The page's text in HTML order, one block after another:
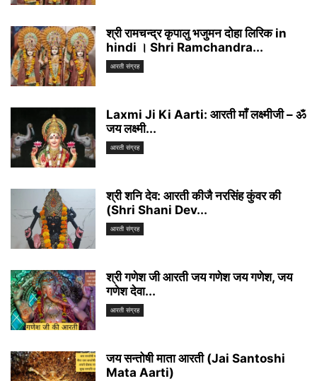
श्री रामचन्द्र कृपालु भजुमन दोहा लिरिक in
hindi । Shri Ramchandra...
आरती संग्रह
Laxmi Ji Ki Aarti: आरती माँ लक्ष्मीजी – ॐ
जय लक्ष्मी...
आरती संग्रह
श्री शनि देव: आरती कीजै नरसिंह कुंवर की
(Shri Shani Dev...
आरती संग्रह
श्री गणेश जी आरती जय गणेश जय गणेश, जय
गणेश देवा...
आरती संग्रह
जय सन्तोषी माता आरती (Jai Santoshi
Mata Aarti)